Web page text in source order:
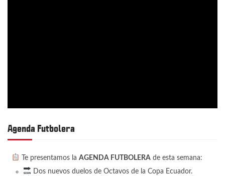
Agenda Futbolera
Te presentamos la AGENDA FUTBOLERAde esta semana:
Dos nuevos duelos de Octavos de la Copa Ecuador.